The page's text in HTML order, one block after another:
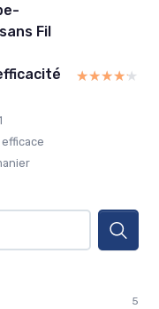
Fil
★★★★★
★★★★★
5